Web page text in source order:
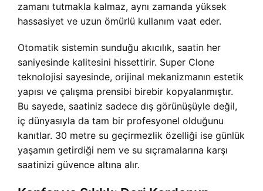
zamanı tutmakla kalmaz, aynı zamanda yüksek
hassasiyet ve uzun ömürlü kullanım vaat eder.
Otomatik sistemin sunduğu akıcılık, saatin her
saniyesinde kalitesini hissettirir. Super Clone
teknolojisi sayesinde, orijinal mekanizmanın estetik
yapısı ve çalışma prensibi birebir kopyalanmıştır.
Bu sayede, saatiniz sadece dış görünüşüyle değil,
iç dünyasıyla da tam bir profesyonel olduğunu
kanıtlar. 30 metre su geçirmezlik özelliği ise günlük
yaşamın getirdiği nem ve su sıçramalarına karşı
saatinizi güvence altına alır.